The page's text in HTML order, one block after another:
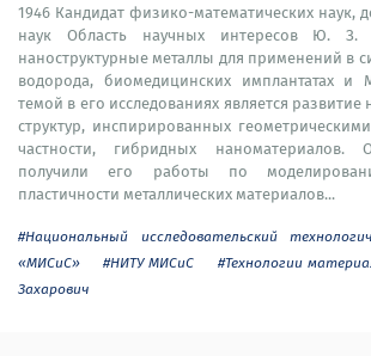
1946 Кандидат физико-математических наук,
наук Область научных интересов Ю. З.
наноструктурные металлы для применений в
водорода, биомедицинских имплантатах и
темой в его исследованиях является
структур, инспирированных
частности, гибридных наноматериалов.
получили его работы по
пластичности металлических материалов...
#Национальный исследовательский
«МИСиС»
#НИТУ МИСиС #Технологии
Захарович